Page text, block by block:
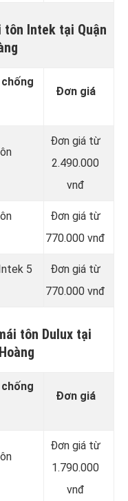
tôn Intek tại Quận
Đơn giá
Đơn giá từ
2.490.000
vnđ
Đơn giá từ
770.000 vnđ
5
Đơn giá từ
770.000 vnđ
tôn Dulux tại
Đơn giá
Đơn giá từ
1.790.000
vnđ